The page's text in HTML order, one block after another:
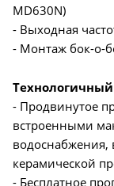
MD630N)
- Выходная
- Монтаж бок-о-
Технологичный
- Продвинутое
встроенными
водоснабжения,
керамической
- Бесплатное